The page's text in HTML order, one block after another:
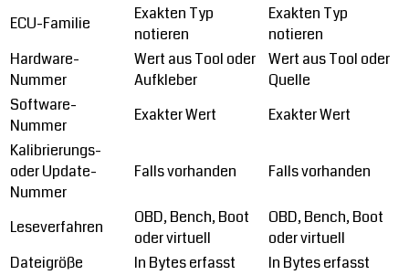
ECU-Familie
Exakten Typ
notieren
Exakten Typ
notieren
Hardware-
Nummer
Wert aus Tool oder
Aufkleber
Wert aus Tool oder
Quelle
Software-
Nummer
Exakter Wert
Exakter Wert
Kalibrierungs-
oder Update-
Nummer
Falls vorhanden Falls vorhanden
Leseverfahren
OBD, Bench, Boot
oder virtuell
OBD, Bench, Boot
oder virtuell
Dateigröße
In Bytes erfasst In Bytes erfasst